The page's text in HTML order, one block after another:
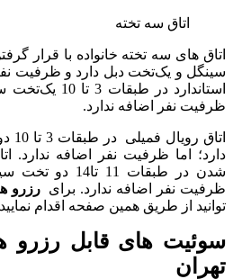
اتاق سه تخته
سینگل و یک‌تخت دبل دارد و ظرفیت
استاندارد در
ظرفیت نفر اضافه ندارد.
شدن در طبقات
ظرفیت نفر اضافه ندارد. برایرزرو
توانید از طریق همین صفحه اقدام
سوئیت های قابل رزرو
تهران